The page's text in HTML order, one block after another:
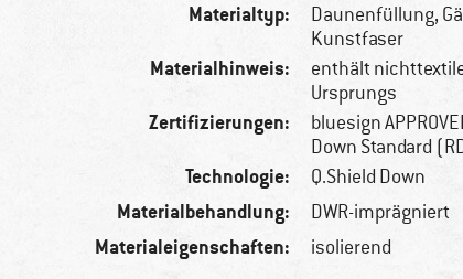
Materialtyp:
Daunenfüllung,
Kunstfaser
Materialhinweis:
enthält
Ursprungs
Zertifizierungen:
bluesign
Down Standard
Technologie: Q.Shield Down
Materialbehandlung: DWR-imprägniert
Materialeigenschaften: isolierend